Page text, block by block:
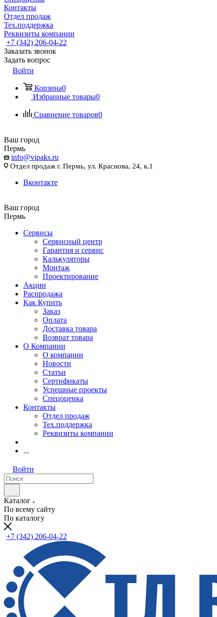
Контакты
Отдел продаж
Тех.поддержка
Реквизиты компании
+7 (342) 206-04-22
Заказать звонок
Задать вопрос
Войти
Корзина0
Избранные товары0
Сравнение товаров0
Ваш город
Пермь
info@vipaks.ru
Отдел продаж г. Пермь, ул. Краснова, 24, к.1
Вконтакте
Ваш город
Пермь
Сервисы
Сервисный центр
Гарантия и сервис
Калькуляторы
Монтаж
Проектирование
Акции
Распродажа
Как Купить
Заказ
Оплата
Доставка товара
Возврат товара
О Компании
О компании
Новости
Статьи
Сертификаты
Успешные проекты
Спецоценка
Контакты
Отдел продаж
Тех.поддержка
Реквизиты компании
...
Войти
Каталог
По всему сайту
По каталогу
+7 (342) 206-04-22